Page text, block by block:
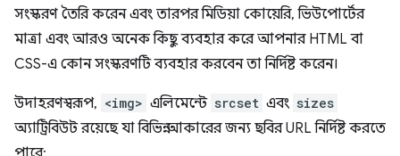
সংস্করণ তৈরি করেন এবং তারপর মিডিয়া কোয়েরি, ভিউপোর্টের
মাত্রা এবং আরও অনেক কিছু ব্যবহার করে আপনার HTML বা
CSS-এ কোন সংস্করণটি ব্যবহার করবেন তা নির্দিষ্ট করেন।
উদাহরণস্বরূপ, <img> এলিমেন্টে srcset এবং sizes
অ্যাট্রিবিউট রয়েছে যা বিভিন্ন আকারের জন্য ছবির URL নির্দিষ্ট করতে